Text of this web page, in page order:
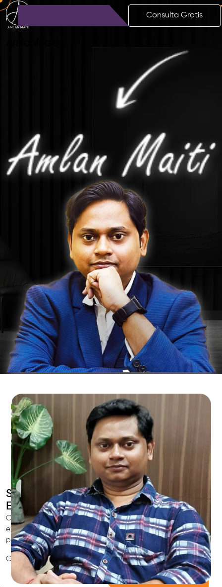
Consulta Gratis
SEO Inteligente con IA
Experto SEO en Meridian
Contrata al consultor SEO local de confianza en Meridian,
experto en marketing con IA, GEO y especialista en
posicionamiento en Google.
GEO • LLM • NLP • RAG • IA + APIs Marketing
Consulta Gratis